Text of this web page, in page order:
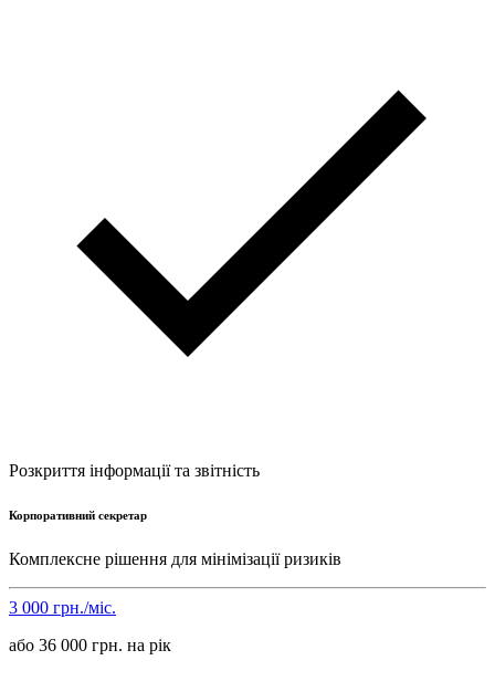
Розкриття інформації та звітність
Корпоративний секретар
Комплексне рішення для мінімізації ризиків
3 000 грн./міс.
або 36 000 грн. на рік